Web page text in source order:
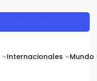
Internacionales Mundo